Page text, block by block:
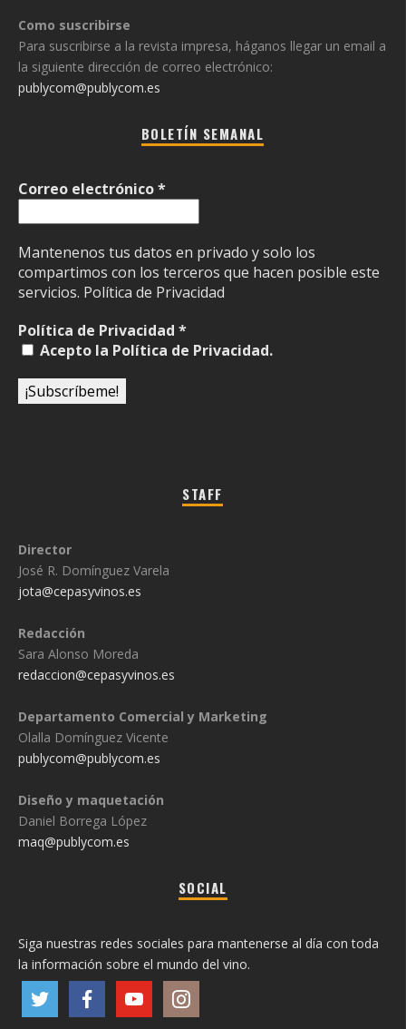
Como suscribirse
Para suscribirse a la revista impresa, háganos llegar un email a
la siguiente dirección de correo electrónico:
publycom@publycom.es
BOLETÍN SEMANAL
Correo electrónico*
Mantenenos tus datos en privado y solo los
compartimos con los terceros que hacen posible este
servicios. Política de Privacidad
Política de Privacidad *
Acepto la Política de Privacidad.
STAFF
Director
José R. Domínguez Varela
jota@cepasyvinos.es
Redacción
Sara Alonso Moreda
redaccion@cepasyvinos.es
Departamento Comercial y Marketing
Olalla Domínguez Vicente
publycom@publycom.es
Diseño y maquetación
Daniel Borrega López
maq@publycom.es
SOCIAL
Siga nuestras redes sociales para mantenerse al día con toda
la información sobre el mundo del vino.